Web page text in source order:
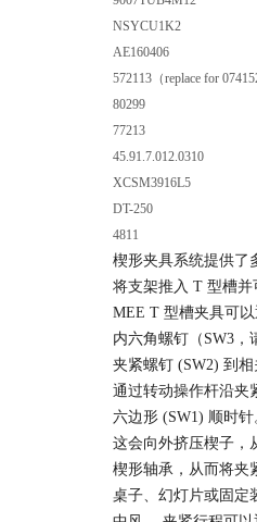
NSYCU1K2
AE160406
572113（replace for
80299
77213
45.91.7.012.0310
XCSM3916L5
DT-250
4811
楔形夹具系统提供了
将支架推入 T 型槽并
MEE T 型槽夹具可
内六角螺钉（SW3，
夹紧螺钉 (SW2) 到
通过转动操作杆沿夹
六边形 (SW1) 顺时针
这会向外挤压楔子，
楔形轴承，从而将夹
桌子、幻灯片或固定